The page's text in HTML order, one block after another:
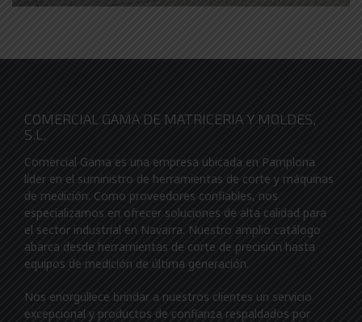
COMERCIAL GAMA DE MATRICERIA Y MOLDES,
S.L.
Comercial Gama es una empresa ubicada en Pamplona
líder en el suministro de herramientas de corte y máquinas
de medición. Como proveedores confiables, nos
especializamos en ofrecer soluciones de alta calidad para
el sector industrial en Navarra. Nuestro amplio catálogo
abarca desde herramientas de corte de precisión hasta
equipos de medición de última generación.
Nos enorgullece brindar a nuestros clientes un servicio
excepcional y productos de confianza respaldados por